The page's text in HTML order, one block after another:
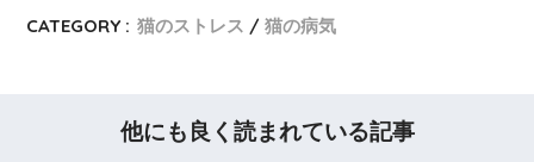
CATEGORY : 猫のストレス 猫の病気
他にも良く読まれている記事